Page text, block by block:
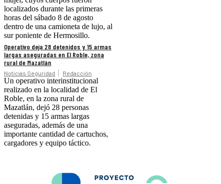
localizados durante las primeras
horas del sábado 8 de agosto
dentro de una camioneta de lujo, al
sur poniente de Hermosillo.
Operativo deja 28 detenidos y 15 armas
largas aseguradas en El Roble, zona
rural de Mazatlán
Noticias Seguridad Redacción
Un operativo interinstitucional
realizado en la localidad de El
Roble, en la zona rural de
Mazatlán, dejó 28 personas
detenidas y 15 armas largas
aseguradas, además de una
importante cantidad de cartuchos,
cargadores y equipo táctico.